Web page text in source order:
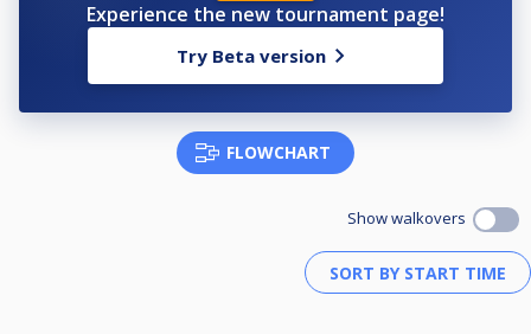
Experience the new tournament page!
Try Beta version
FLOWCHART
Show walkovers